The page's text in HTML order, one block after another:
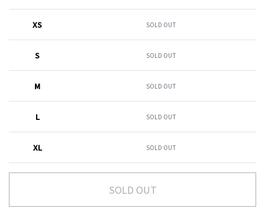
XS SOLD OUT
S SOLD OUT
M SOLD OUT
L SOLD OUT
XL SOLD OUT
SOLD OUT